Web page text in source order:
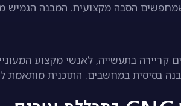
הסבה מקצועית. המבנה הגמיש
קריירה בתעשייה, לאנשי מקצוע
בסיסית במחשבים. התוכנית